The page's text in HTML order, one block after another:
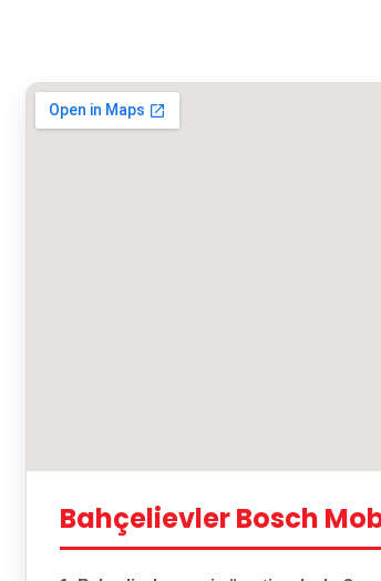
Bahçelievler Bosch